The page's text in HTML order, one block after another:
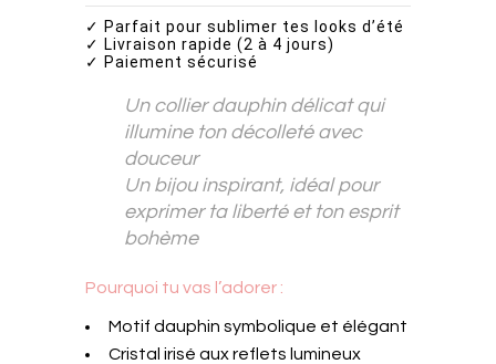
✓ Parfait pour sublimer tes looks d’été
✓ Livraison rapide (2 à 4 jours)
✓ Paiement sécurisé
Un collier dauphin délicat qui
illumine ton décolleté avec
douceur
Un bijou inspirant, idéal pour
exprimer ta liberté et ton esprit
bohème
Pourquoi tu vas l’adorer :
Motif dauphin symbolique et élégant
Cristal irisé aux reflets lumineux